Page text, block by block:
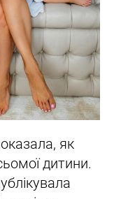
як
дитини.